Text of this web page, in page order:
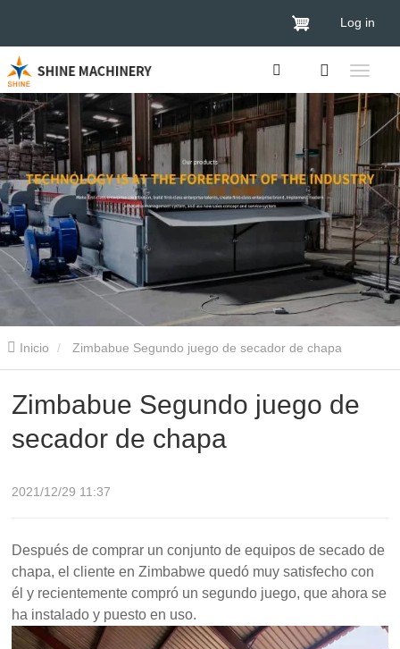
Log in
Inicio Zimbabue Segundo juego de secador de chapa
Zimbabue Segundo juego de
secador de chapa
2021/12/29 11:37
Después de comprar un conjunto de equipos de secado de
chapa, el cliente en Zimbabwe quedó muy satisfecho con
él y recientemente compró un segundo juego, que ahora se
ha instalado y puesto en uso.